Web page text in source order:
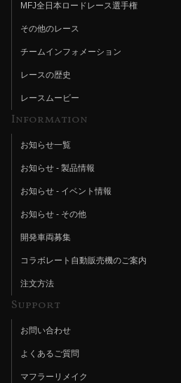
MFJ全日本ロードレース選手権
その他のレース
チームインフォメーション
レースの歴史
レースムービー
Information
お知らせ一覧
お知らせ - 製品情報
お知らせ - イベント情報
お知らせ - その他
開発車両募集
コラボレート自動販売機のご案内
注文方法
Support
お問い合わせ
よくあるご質問
マフラーリメイク